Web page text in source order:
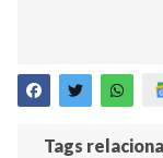
Tags